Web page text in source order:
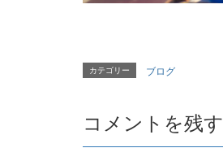
カテゴリー ブログ
コメントを残す